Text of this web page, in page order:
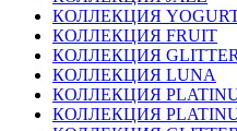
КОЛЛЕКЦИЯ
КОЛЛЕКЦИЯ FRUIT
КОЛЛЕКЦИЯ
КОЛЛЕКЦИЯ LUNA
КОЛЛЕКЦИЯ
КОЛЛЕКЦИЯ